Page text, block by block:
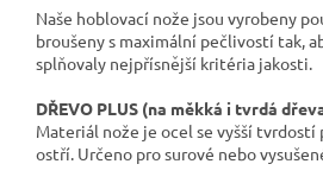
Naše hoblovací nože jsou vyrobeny
broušeny s maximální pečlivostí tak,
splňovaly nejpřísnější kritéria jakosti.
DŘEVO PLUS (na měkká i tvrdá
Materiál nože je ocel se vyšší
ostří. Určeno pro surové nebo